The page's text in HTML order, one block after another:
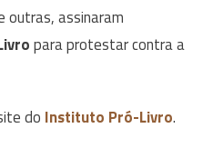
outras, assinaram
para protestar contra a
do Instituto Pró-Livro.